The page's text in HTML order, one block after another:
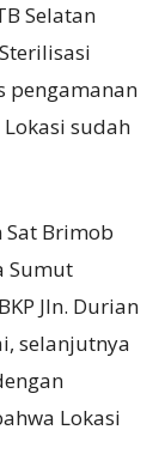
Selatan
pengamanan
sudah
Sat Brimob
Sumut
Jln. Durian
selanjutnya
Lokasi